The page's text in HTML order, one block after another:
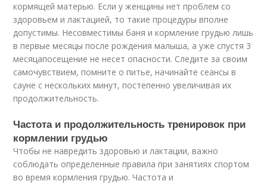
кормящей матерью. Если у женщины нет проблем со
здоровьем и лактацией, то такие процедуры вполне
допустимы. Несовместимы баня и кормление грудью лишь
в первые месяцы после рождения малыша, а уже спустя 3
месяцапосещение не несет опасности. Следите за своим
самочувствием, помните о питье, начинайте сеансы в
сауне с нескольких минут, постепенно увеличивая их
продолжительность.
Частота и продолжительность тренировок при
кормлении грудью
Чтобы не навредить здоровью и лактации, важно
соблюдать определенные правила при занятиях спортом
во время кормления грудью. Частота и